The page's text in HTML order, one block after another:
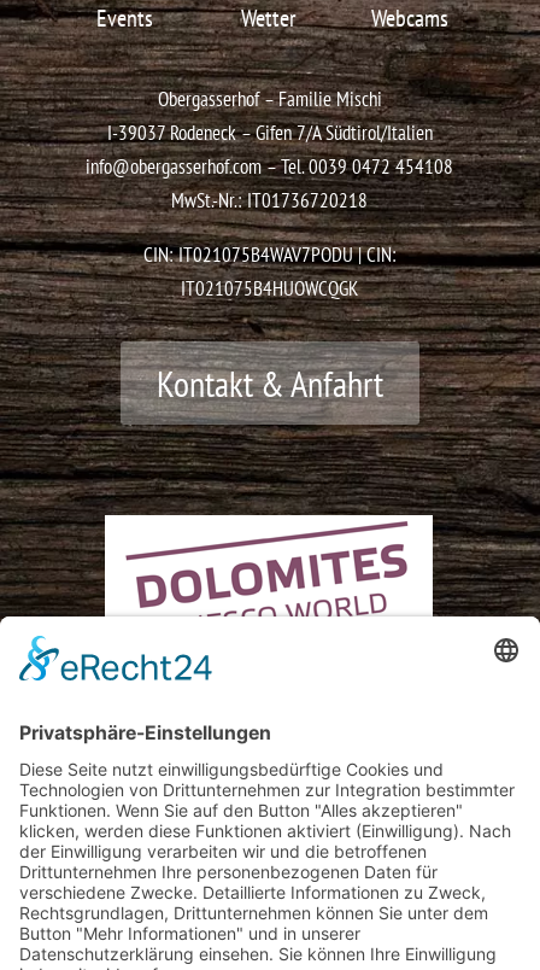
Events Wetter Webcams
Obergasserhof – Familie Mischi
I-39037 Rodeneck – Gifen 7/ASüdtirol/Italien
info@obergasserhof.com– Tel.0039 0472 454108
MwSt.-Nr.: IT01736720218
CIN: IT021075B4WAV7PODU | CIN:
IT021075B4HUOWCQGK
Kontakt & Anfahrt
© Obergasserhof
Impressum